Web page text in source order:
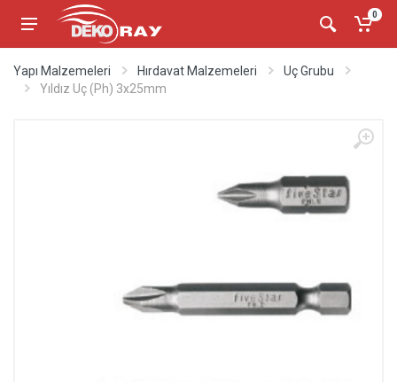
0
Yapı Malzemeleri Hırdavat Malzemeleri
Uç Grubu
Yıldız Uç (Ph) 3x25mm